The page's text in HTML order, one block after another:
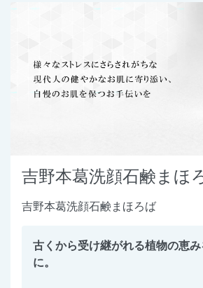
吉野本葛洗顔石鹸まほ
吉野本葛洗顔石鹸まほろば
古くから受け継がれる植物の恵
に。